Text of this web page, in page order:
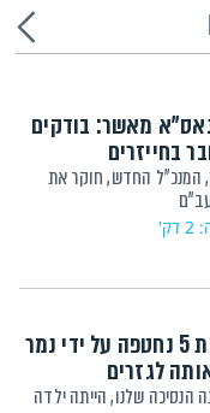
מאשר: בודקים
בחייזרים
המנכ"ל החדש, חוקר את
נורא: בת 5 נחטפה על ידי נמר
לגזרים
הנסיכה שלנו, הייתה ילדה